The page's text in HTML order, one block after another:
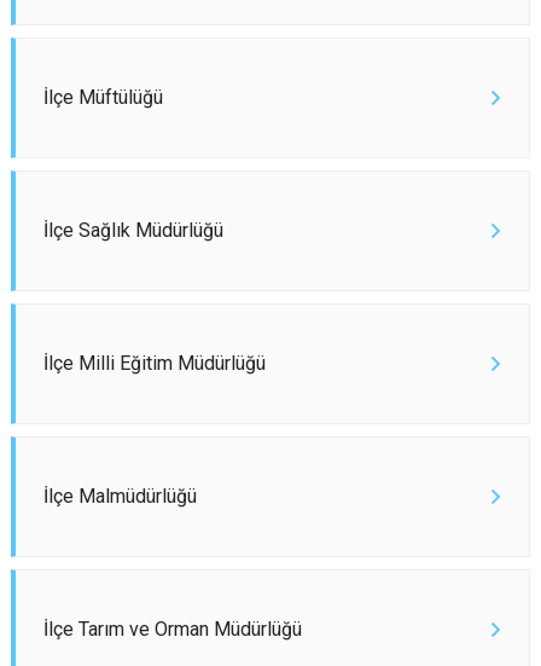
İlçe Müftülüğü
İlçe Sağlık Müdürlüğü
İlçe Milli Eğitim Müdürlüğü
İlçe Malmüdürlüğü
İlçe Tarım ve Orman Müdürlüğü